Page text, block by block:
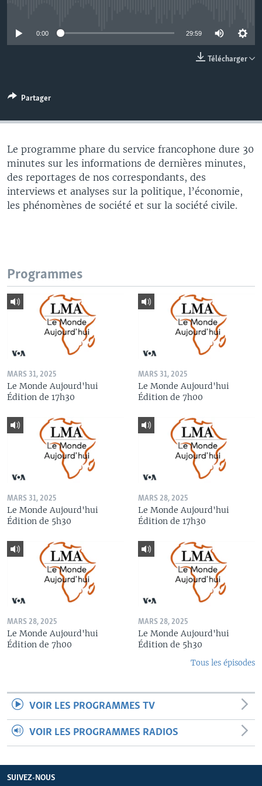
0:00 29:59
Télécharger
Partager
Le programme phare du service francophone dure 30
minutes sur les informations de dernières minutes,
des reportages de nos correspondants, des
interviews et analyses sur la politique, l’économie,
les phénomènes de société et sur la société civile.
Programmes
MARS 31, 2025
Le Monde Aujourd'hui
Édition de 17h30
MARS 31, 2025
Le Monde Aujourd'hui
Édition de 7h00
MARS 31, 2025
Le Monde Aujourd'hui
Édition de 5h30
MARS 28, 2025
Le Monde Aujourd'hui
Édition de 17h30
MARS 28, 2025
Le Monde Aujourd'hui
Édition de 7h00
MARS 28, 2025
Le Monde Aujourd'hui
Édition de 5h30
Tous les épisodes
VOIR LES PROGRAMMES TV
VOIR LES PROGRAMMES RADIOS
SUIVEZ-NOUS